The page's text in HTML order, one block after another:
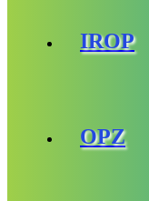
IROP
OPZ